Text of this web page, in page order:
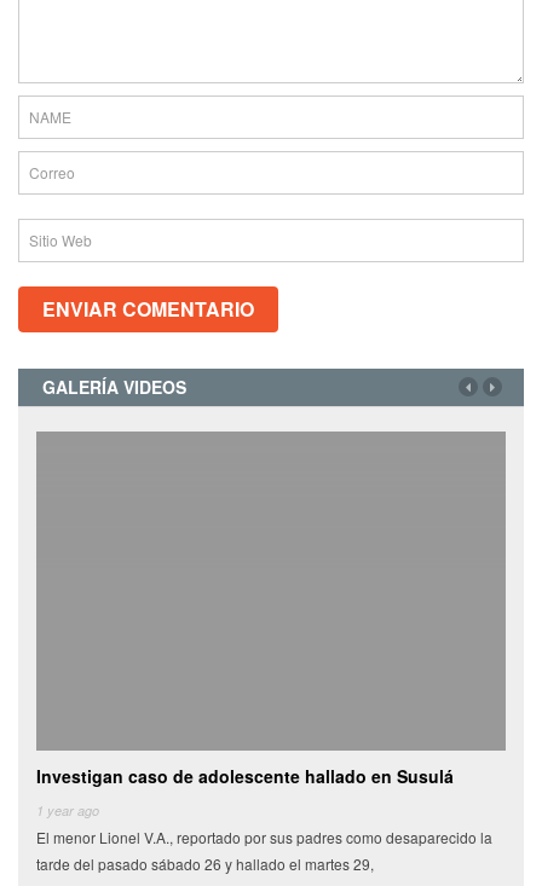
GALERÍA VIDEOS
Investigan caso de adolescente hallado en Susulá
1 year ago
El menor Lionel V.A., reportado por sus padres como desaparecido la
tarde del pasado sábado 26 y hallado el martes 29,